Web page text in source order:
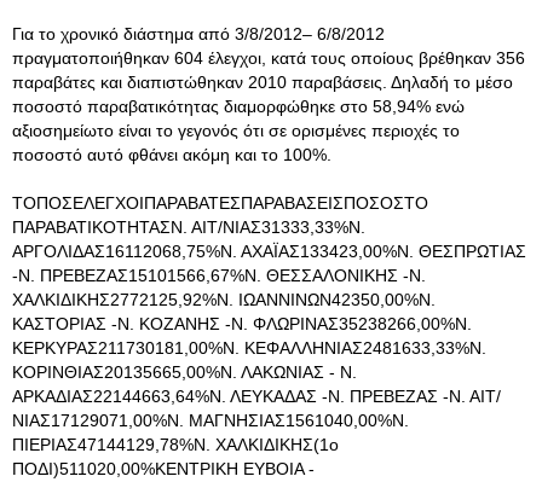
Για το χρονικό διάστημα από 3/8/2012– 6/8/2012
πραγματοποιήθηκαν 604 έλεγχοι, κατά τους οποίους βρέθηκαν 356
παραβάτες και διαπιστώθηκαν 2010 παραβάσεις. Δηλαδή το μέσο
ποσοστό παραβατικότητας διαμορφώθηκε στο 58,94% ενώ
αξιοσημείωτο είναι το γεγονός ότι σε ορισμένες περιοχές το
ποσοστό αυτό φθάνει ακόμη και το 100%.
ΤΟΠΟΣΕΛΕΓΧΟΙΠΑΡΑΒΑΤΕΣΠΑΡΑΒΑΣΕΙΣΠΟΣΟΣΤΟ
ΠΑΡΑΒΑΤΙΚΟΤΗΤΑΣΝ. ΑΙΤ/ΝΙΑΣ31333,33%Ν.
ΑΡΓΟΛΙΔΑΣ16112068,75%Ν. ΑΧΑΪΑΣ133423,00%Ν. ΘΕΣΠΡΩΤΙΑΣ
-Ν. ΠΡΕΒΕΖΑΣ15101566,67%Ν. ΘΕΣΣΑΛΟΝΙΚΗΣ -Ν.
ΧΑΛΚΙΔΙΚΗΣ2772125,92%Ν. ΙΩΑΝΝΙΝΩΝ42350,00%Ν.
ΚΑΣΤΟΡΙΑΣ -Ν. ΚΟΖΑΝΗΣ -Ν. ΦΛΩΡΙΝΑΣ35238266,00%Ν.
ΚΕΡΚΥΡΑΣ211730181,00%Ν. ΚΕΦΑΛΛΗΝΙΑΣ2481633,33%Ν.
ΚΟΡΙΝΘΙΑΣ20135665,00%Ν. ΛΑΚΩΝΙΑΣ - Ν.
ΑΡΚΑΔΙΑΣ22144663,64%Ν. ΛΕΥΚΑΔΑΣ -Ν. ΠΡΕΒΕΖΑΣ -Ν. ΑΙΤ/
ΝΙΑΣ17129071,00%Ν. ΜΑΓΝΗΣΙΑΣ1561040,00%Ν.
ΠΙΕΡΙΑΣ47144129,78%Ν. ΧΑΛΚΙΔΙΚΗΣ(1ο
ΠΟΔΙ)511020,00%ΚΕΝΤΡΙΚΗ ΕΥΒΟΙΑ -